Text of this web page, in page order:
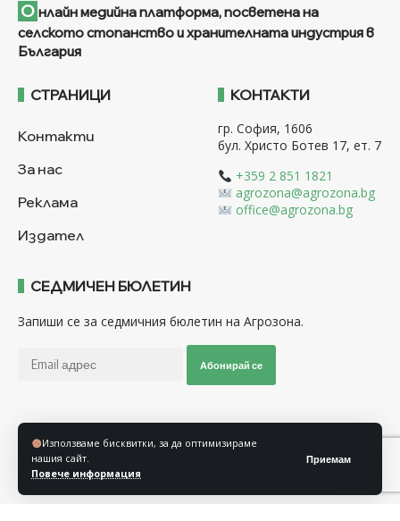
Използваме бисквитки, за да оптимизираме
нашия сайт.
Повече информация
Приемам
О нлайн медийна платформа, посветена на
селското стопанство и хранителната индустрия в
България
СТРАНИЦИ
Контакти
За нас
Реклама
Издател
КОНТАКТИ
гр. София, 1606
бул. Христо Ботев 17, ет. 7
+359 2 851 1821
agrozona@agrozona.bg
office@agrozona.bg
СЕДМИЧЕН БЮЛЕТИН
Запиши се за седмичния бюлетин на Агрозона.
Абонирай се
Последвайте ни